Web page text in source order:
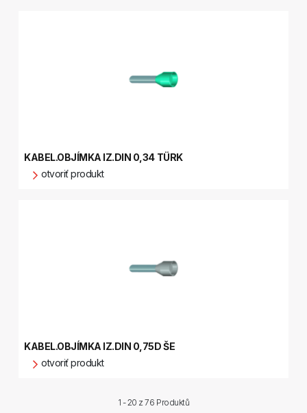
KABEL.OBJÍMKA IZ.DIN 0,34 TÜRK
otvoriť produkt
KABEL.OBJÍMKA IZ.DIN 0,75D ŠE
otvoriť produkt
1 - 20 z76 Produktů